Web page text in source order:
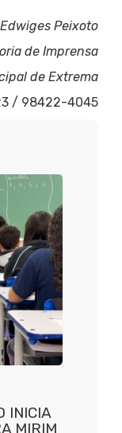
Edwiges Peixoto
de Imprensa
de Extrema
/ 98422-4045
INICIA
MIRIM